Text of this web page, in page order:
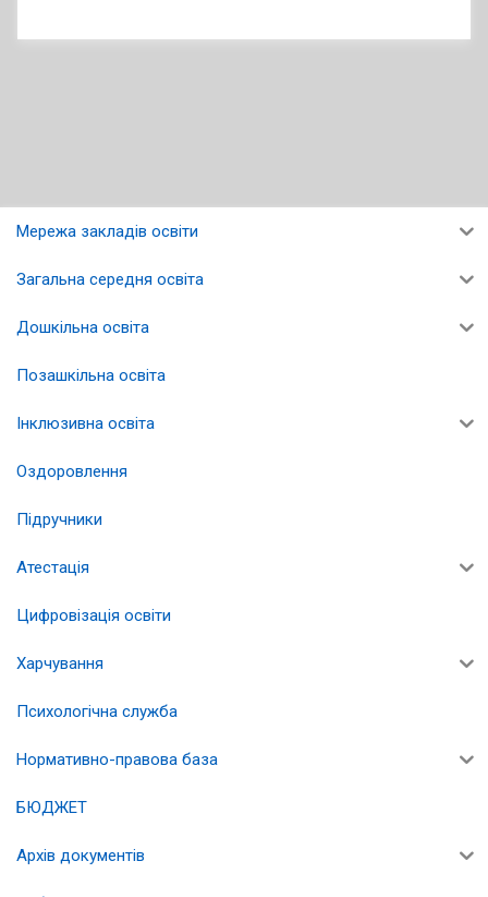
Мережа закладів освіти
Загальна середня освіта
Дошкільна освіта
Позашкільна освіта
Інклюзивна освіта
Оздоровлення
Підручники
Атестація
Цифровізація освіти
Харчування
Психологічна служба
Нормативно-правова база
БЮДЖЕТ
Архів документів